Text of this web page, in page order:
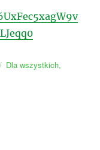
Kategorie
Dla wszystkich,